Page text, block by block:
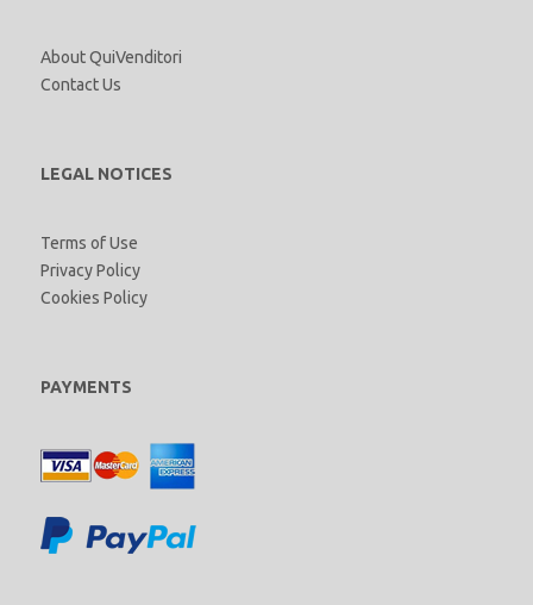
About QuiVenditori
Contact Us
LEGAL NOTICES
Terms of Use
Privacy Policy
Cookies Policy
PAYMENTS